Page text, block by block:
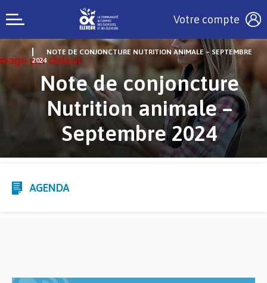
Votre compte
NOTE DE CONJONCTURE NUTRITION ANIMALE – SEPTEMBRE
2024
Note de conjoncture
Nutrition animale –
Septembre 2024
AGENDA